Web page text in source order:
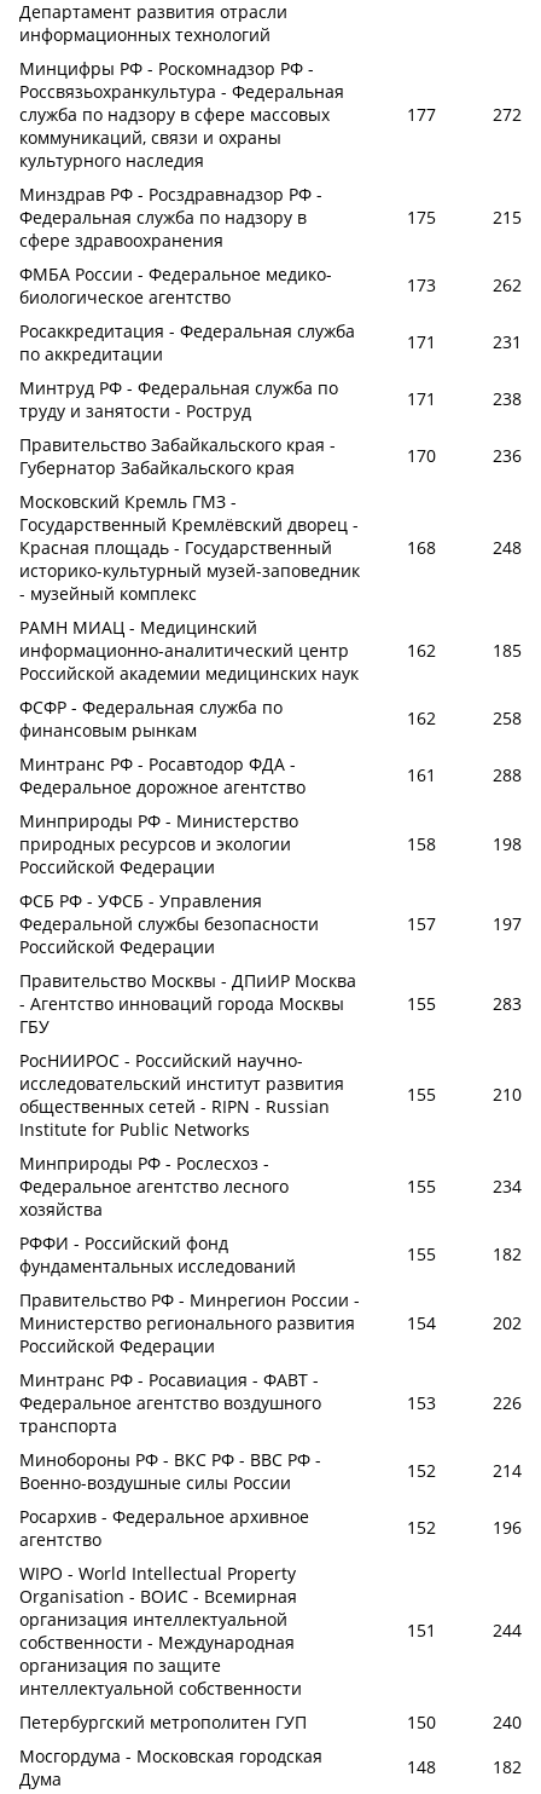
Департамент развития отрасли
информационных технологий
Минцифры РФ - Роскомнадзор РФ -
Россвязьохранкультура - Федеральная
служба по надзору в сфере массовых
коммуникаций, связи и охраны
культурного наследия
177 272
Минздрав РФ - Росздравнадзор РФ -
Федеральная служба по надзору в
сфере здравоохранения
175 215
ФМБА России - Федеральное медико-
биологическое агентство
173
262
Росаккредитация - Федеральная служба
по аккредитации
171
231
Минтруд РФ - Федеральная служба по
труду и занятости - Роструд
171
238
Правительство Забайкальского края -
Губернатор Забайкальского края
170
236
Московский Кремль ГМЗ -
Государственный Кремлёвский дворец -
Красная площадь - Государственный
историко-культурный музей-заповедник
- музейный комплекс
168 248
РАМН МИАЦ - Медицинский
информационно-аналитический центр
Российской академии медицинских наук
162 185
ФСФР - Федеральная служба по
финансовым рынкам
162
258
Минтранс РФ - Росавтодор ФДА -
Федеральное дорожное агентство
161
288
Минприроды РФ - Министерство
природных ресурсов и экологии
Российской Федерации
158 198
ФСБ РФ - УФСБ - Управления
Федеральной службы безопасности
Российской Федерации
157 197
Правительство Москвы - ДПиИР Москва
- Агентство инноваций города Москвы
ГБУ
155 283
РосНИИРОС - Российский научно-
исследовательский институт развития
общественных сетей - RIPN - Russian
Institute for Public Networks
155 210
Минприроды РФ - Рослесхоз -
Федеральное агентство лесного
хозяйства
155 234
РФФИ - Российский фонд
фундаментальных исследований
155
182
Правительство РФ - Минрегион России -
Министерство регионального развития
Российской Федерации
154 202
Минтранс РФ - Росавиация - ФАВТ -
Федеральное агентство воздушного
транспорта
153 226
Минобороны РФ - ВКС РФ - ВВС РФ -
Военно-воздушные силы России
152
214
Росархив - Федеральное архивное
агентство
152
196
WIPO - World Intellectual Property
Organisation - ВОИС - Всемирная
организация интеллектуальной
собственности - Международная
организация по защите
интеллектуальной собственности
151 244
Петербургский метрополитен ГУП 150
240
Мосгордума - Московская городская
Дума
148
182